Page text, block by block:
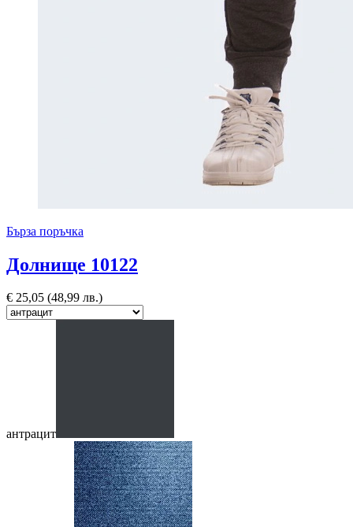
Бърза поръчка
Долнище 10122
€ 25,05 (48,99 лв.)
антрацит